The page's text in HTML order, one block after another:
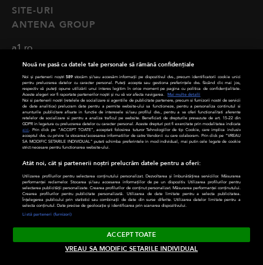
SITE-URI
ANTENA GROUP
a1.ro
antenastars.ro
as.ro
deparinti.ro
medicool.ro
observatornews.ro
spynews.ro
tvhappy.ro
useit.ro
Nouă ne pasă ca datele tale personale să rămână confidențiale
Noi și partenerii noștri589 stocăm și/sau accesăm informații pe dispozitivul dvs., precum identificatorii cookie unici
pentru prelucrarea datelor cu caracter personal. Puteți accepta sau gestiona preferințele dvs. făcând clic mai jos,
respectiv vă puteți opune utilizării unui interes legitim în orice moment pe pagina cu politica de confidențialitate.
Aceste alegeri vor fi raportate partenerilor noștri și nu vă vor afecta navigarea. Mai multe detalii
Noi si partenerii nostri (retelele de socializare si agentiile de publicitate partenere, precum si furnizorii nostri de servicii
de date analitice) prelucram date pentru a permite website-ului sa functioneze, pentru a personaliza continutul si
anunturile publicitare afisate in functie de interesele si/sau profilul dvs., pentru a va oferi functionalitati aferente
retelelor de socializare si pentru a analiza traficul pe website. Beneficiati de drepturile prevazute de art. 15-22 din
GDPR in legatura cu prelucrarea datelor cu caracter personal. Aceste drepturi pot fi exercitate prin modalitatea indicata
aici. Prin click pe “ACCEPT TOATE”, acceptati folosirea tuturor Tehnologiilor de tip Cookie, care implica inclusiv
acceptul dvs. cu privire la stocarea/accesarea informatiilor de catre Vendor-ii cu care colaboram. Prin click pe “VREAU
SA MODIFIC SETARILE INDIVIDUAL” puteti schimba preferintele in mod individual, mai putin cele legate de cookie
strict necesare pentru functionarea website-ului.
Atât noi, cât și partenerii noștri prelucrăm datele pentru a oferi:
Utilizarea profilurilor pentru selectarea conținutului personalizat. Dezvoltarea și îmbunătățirea serviciilor. Măsurarea
performanței reclamelor. Stocarea și/sau accesarea informațiilor de pe un dispozitiv. Utilizarea profilurilor pentru
selectarea publicității personalizate. Crearea profilurilor de conținut personalizat. Măsurarea performanței conținutului.
Crearea profilurilor pentru publicitate personalizată. Utilizarea de date limitate pentru a selecta publicitatea.
Înțelegerea publicului prin statistici sau combinații de date din surse diferite. Utilizarea datelor limitate pentru a
selecta conținutul. Date precise de geolocație și identificarea prin scanarea dispozitivului.
Listă parteneri (furnizori)
ACCEPT TOATE
VREAU SA MODIFIC SETARILE INDIVIDUAL